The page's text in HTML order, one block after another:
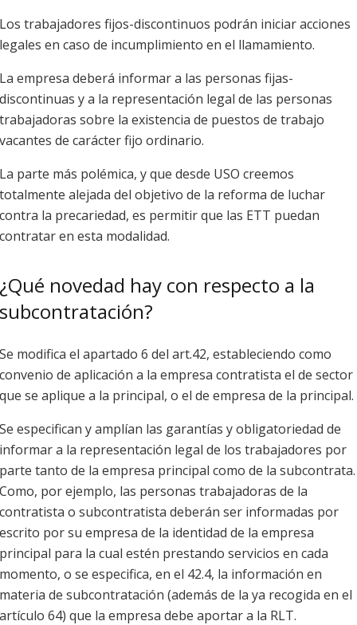
Los trabajadores fijos-discontinuos podrán iniciar acciones
legales en caso de incumplimiento en el llamamiento.
La empresa deberá informar a las personas fijas-
discontinuas y a la representación legal de las personas
trabajadoras sobre la existencia de puestos de trabajo
vacantes de carácter fijo ordinario.
La parte más polémica, y que desde USO creemos
totalmente alejada del objetivo de la reforma de luchar
contra la precariedad, es permitir que las ETT puedan
contratar en esta modalidad.
¿Qué novedad hay con respecto a la
subcontratación?
Se modifica el apartado 6 del art.42, estableciendo como
convenio de aplicación a la empresa contratista el de sector
que se aplique a la principal, o el de empresa de la principal.
Se especifican y amplían las garantías y obligatoriedad de
informar a la representación legal de los trabajadores por
parte tanto de la empresa principal como de la subcontrata.
Como, por ejemplo, las personas trabajadoras de la
contratista o subcontratista deberán ser informadas por
escrito por su empresa de la identidad de la empresa
principal para la cual estén prestando servicios en cada
momento, o se especifica, en el 42.4, la información en
materia de subcontratación (además de la ya recogida en el
artículo 64) que la empresa debe aportar a la RLT.